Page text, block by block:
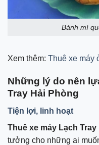
Bánh mì
Xem thêm: Thuê xe máy
Những lý do nên
Tray Hải Phòng
Tiện lợi, linh hoạt
Thuê xe máy Lạch Tray
tưởng cho những ai